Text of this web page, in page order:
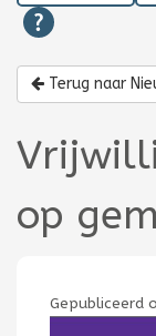
Terug naar
op
Gepubliceerd